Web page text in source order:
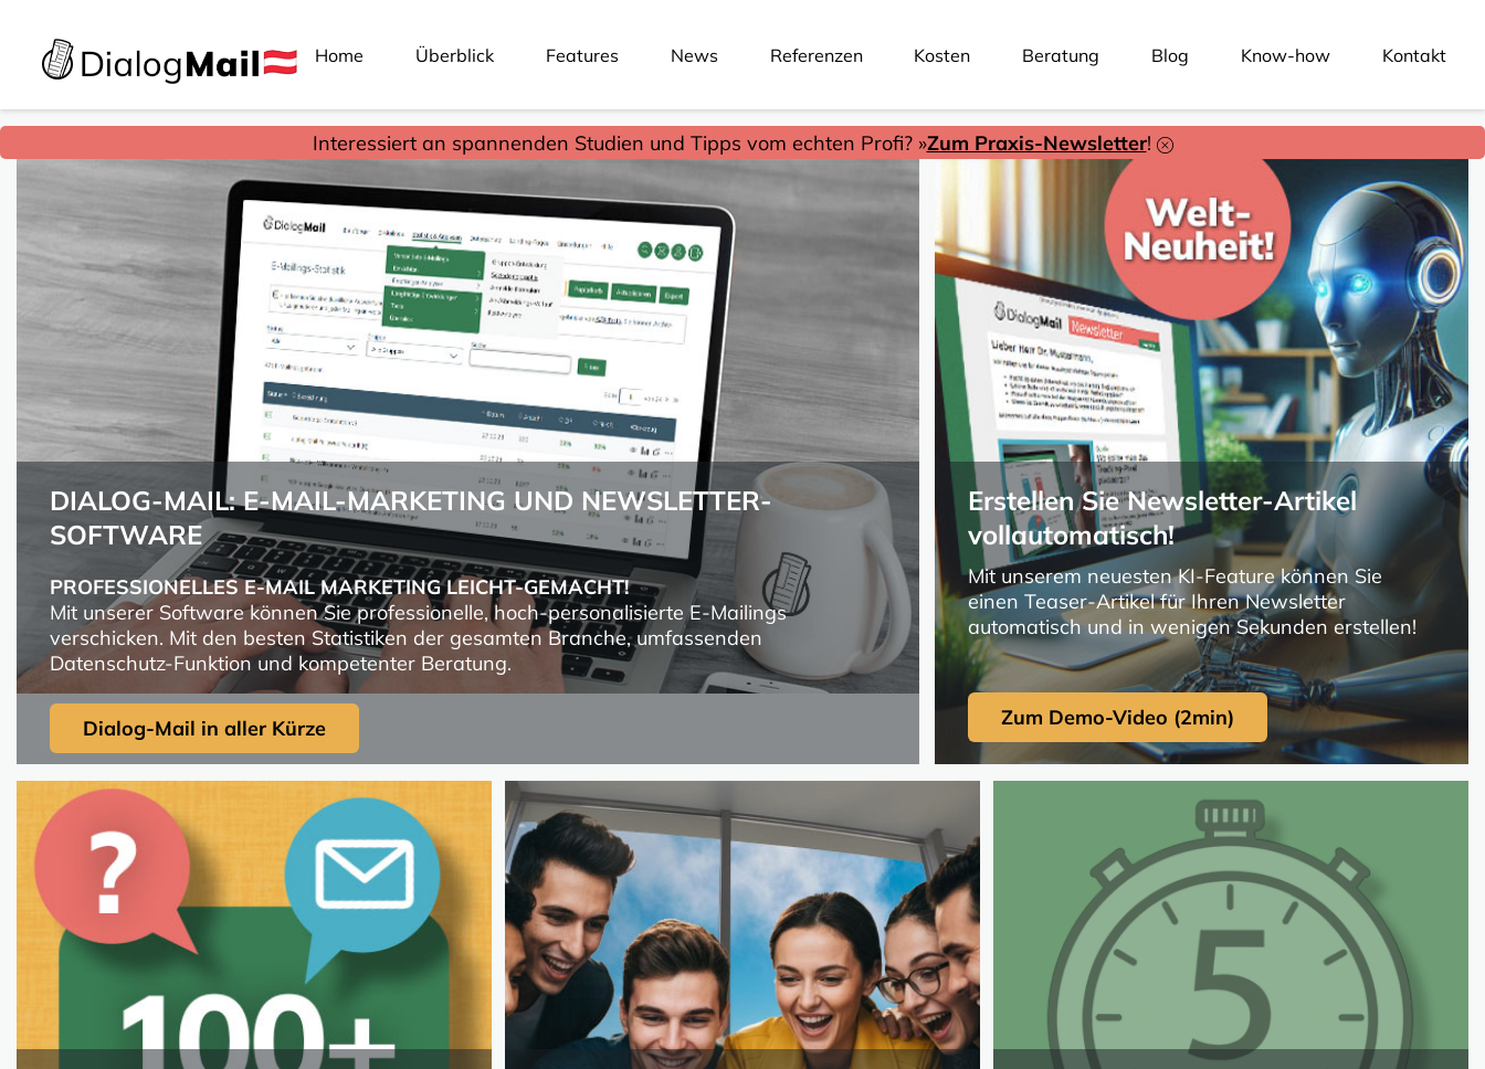
Home Überblick Features News Referenzen Kosten Beratung Blog Know-how Kontakt
Interessiert an spannenden Studien und Tipps vom echten Profi? »Zum Praxis-Newsletter!
DIALOG-MAIL: E-MAIL-MARKETING UND NEWSLETTER-
SOFTWARE
PROFESSIONELLES E-MAIL MARKETING LEICHT-GEMACHT!
Mit unserer Software können Sie professionelle, hoch-personalisierte E-Mailings
verschicken. Mit den besten Statistiken der gesamten Branche, umfassenden
Datenschutz-Funktion und kompetenter Beratung.
Dialog-Mail in aller Kürze
Erstellen Sie Newsletter-Artikel
vollautomatisch!
Mit unserem neuesten KI-Feature können Sie
einen Teaser-Artikel für Ihren Newsletter
automatisch und in wenigen Sekunden erstellen!
Zum Demo-Video (2min)